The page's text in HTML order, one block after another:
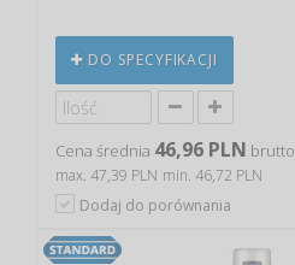
DO SPECYFIKACJI
Cena średnia 46,96 PLN brutto
max. 47,39 PLN min. 46,72 PLN
Dodaj do porównania